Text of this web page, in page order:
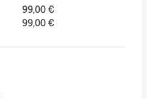
99,00 €
99,00 €